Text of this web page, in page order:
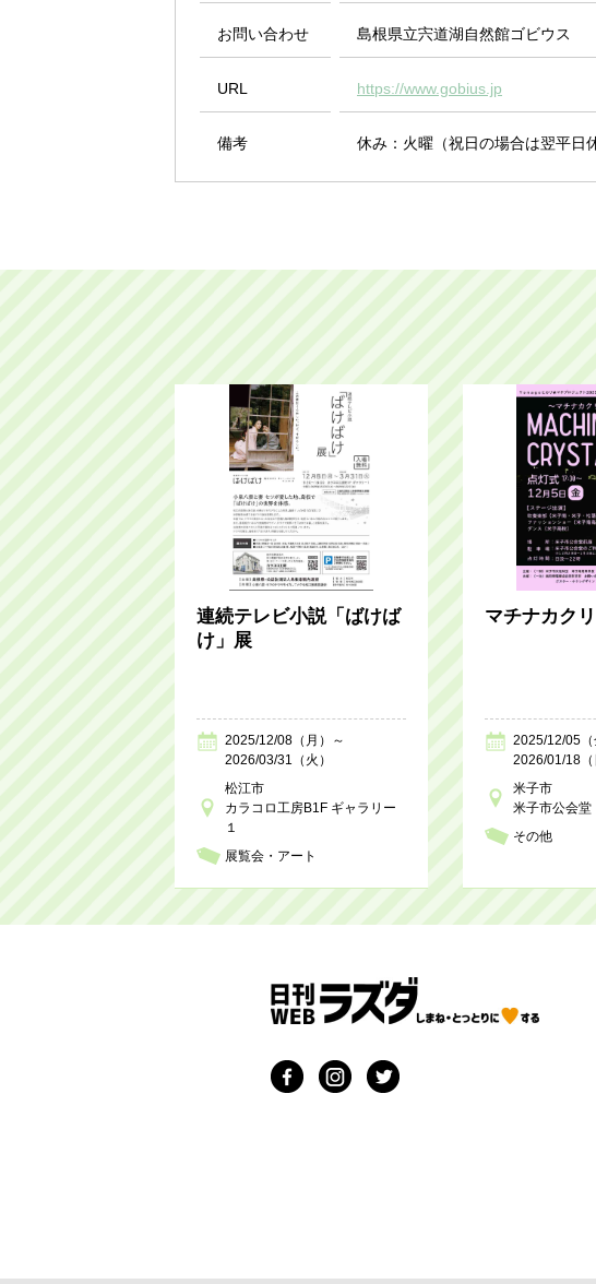
お問い合わせ 島根県立宍道湖自然館ゴビウス
URL https://www.gobius.jp
備考 休み：火曜（祝日の場合は翌平
連続テレビ小説「ばけば
け」展
2025/12/08（月）～
2026/03/31（火）
松江市
カラコロ工房B1F ギャラリー
１
展覧会・アート
マチナカク
2025/12/05（
2026/01/18（
米子市
米子市公会
その他